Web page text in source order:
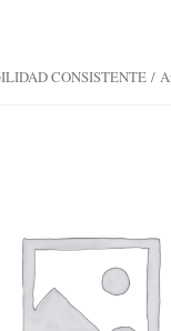
CONSISTENTE/